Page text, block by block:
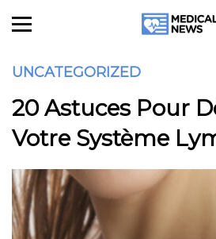
UNCATEGORIZED
20 Astuces Pour
Votre Système